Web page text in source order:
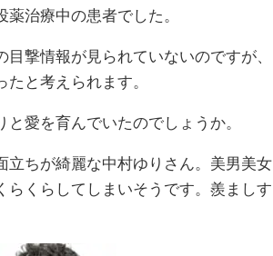
治療中の患者でした。
撃情報が見られていないのですが、
と考えられます。
愛を育んでいたのでしょうか。
ちが綺麗な中村ゆりさん。美男美女
くらしてしまいそうです。羨ましす